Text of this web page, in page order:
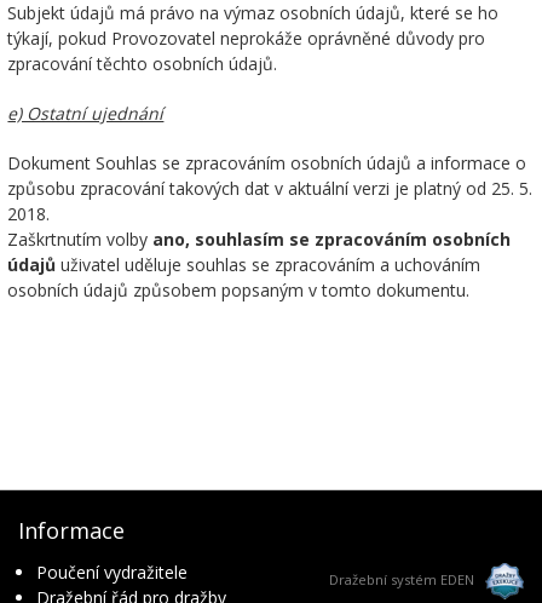
Subjekt údajů má právo na výmaz osobních údajů, které se ho
týkají, pokud Provozovatel neprokáže oprávněné důvody pro
zpracování těchto osobních údajů.
e) Ostatní ujednání
Dokument Souhlas se zpracováním osobních údajů a informace o
způsobu zpracování takových dat v aktuální verzi je platný od 25. 5.
2018.
Zaškrtnutím volby ano, souhlasím se zpracováním osobních
údajů uživatel uděluje souhlas se zpracováním a uchováním
osobních údajů způsobem popsaným v tomto dokumentu.
Informace
Poučení vydražitele
Dražební řád pro dražby
Dražební systém EDEN